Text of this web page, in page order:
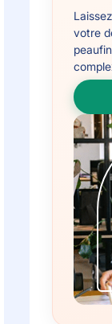
votre